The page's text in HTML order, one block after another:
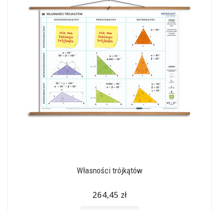
Własności trójkątów
264,45 zł